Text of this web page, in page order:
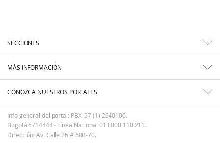
SECCIONES
MÁS INFORMACIÓN
CONOZCA NUESTROS PORTALES
Info general del portal: PBX: 57 (1) 2940100.
Bogotá 5714444 - Línea Nacional 01 8000 110 211.
Dirección: Av. Calle 26 # 68B-70.